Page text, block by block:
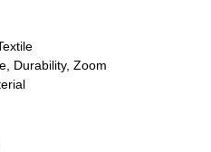
Durability, Zoom